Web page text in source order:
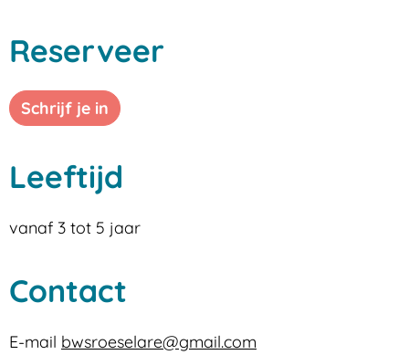
Reserveer
Schrijf je in
Leeftijd
vanaf 3 tot 5 jaar
Contact
E-
bwsroeselare@gmail.com